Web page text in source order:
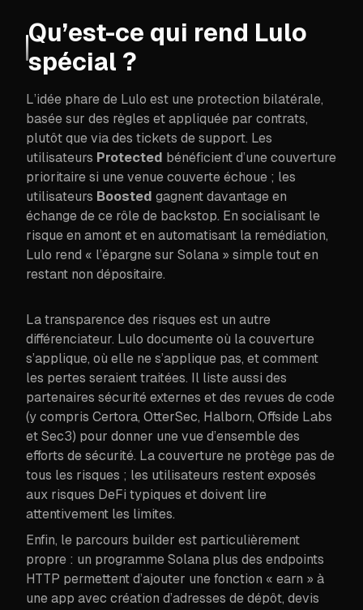
Qu’est-ce qui rend Lulo
spécial ?
L’idée phare de Lulo est une protection bilatérale,
basée sur des règles et appliquée par contrats,
plutôt que via des tickets de support. Les
utilisateurs Protected bénéficient d’une couverture
prioritaire si une venue couverte échoue ; les
utilisateurs Boosted gagnent davantage en
échange de ce rôle de backstop. En socialisant le
risque en amont et en automatisant la remédiation,
Lulo rend « l’épargne sur Solana » simple tout en
restant non dépositaire.
La transparence des risques est un autre
différenciateur. Lulo documente où la couverture
s’applique, où elle ne s’applique pas, et comment
les pertes seraient traitées. Il liste aussi des
partenaires sécurité externes et des revues de code
(y compris Certora, OtterSec, Halborn, Offside Labs
et Sec3) pour donner une vue d’ensemble des
efforts de sécurité. La couverture ne protège pas de
tous les risques ; les utilisateurs restent exposés
aux risques DeFi typiques et doivent lire
attentivement les limites.
Enfin, le parcours builder est particulièrement
propre : un programme Solana plus des endpoints
HTTP permettent d’ajouter une fonction « earn » à
une app avec création d’adresses de dépôt, devis